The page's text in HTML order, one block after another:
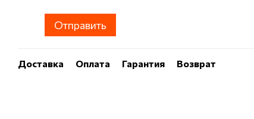
Отправить
Доставка Оплата Гарантия Возврат